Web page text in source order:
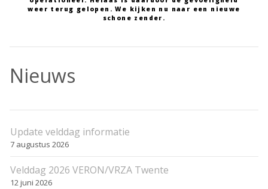
weer terug gelopen. We kijken nu naar een nieuwe
schone zender.
Nieuws
Update velddag informatie
7 augustus 2026
Velddag 2026 VERON/VRZA Twente
12 juni 2026